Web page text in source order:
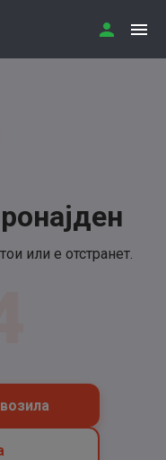
или е отстранет.